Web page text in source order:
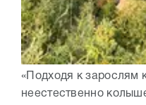
«Подходя к
неестественно